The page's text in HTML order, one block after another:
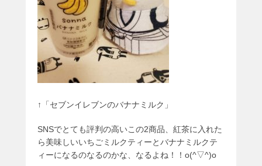
↑「セブンイレブンのバナナミルク」
SNSでとても評判の高いこの2商品、紅茶に入れた
ら美味しいいちごミルクティーとバナナミルクテ
ィーになるのなるのかな、なるよね！！o(^▽^)o